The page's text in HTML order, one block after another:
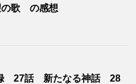
歌 の感想
27話 新たなる神話 28